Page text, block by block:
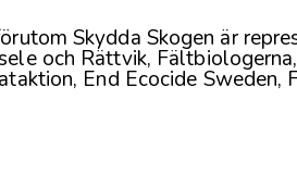
Skydda Skogen är
och Rättvik,
End Ecocide Sweden,